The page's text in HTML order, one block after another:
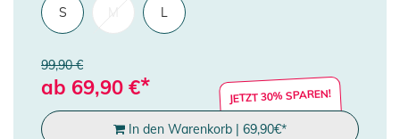
S L
99,90 €
ab 69,90 €* JETZT 30% SPAREN!
In den Warenkorb | 69,90€*